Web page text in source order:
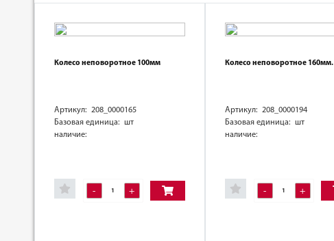
Колесо неповоротное 100мм
Артикул: 208_0000165
Базовая единица: шт
наличие:
- +
Колесо неповоротное 160мм.
Артикул: 208_0000194
Базовая единица: шт
наличие:
- +